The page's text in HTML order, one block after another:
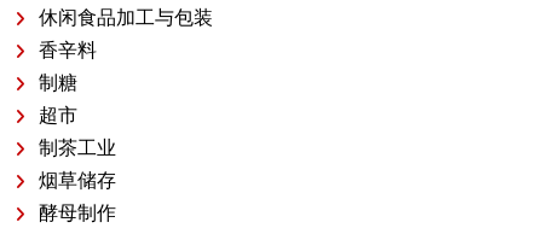
休闲食品加工与包装
香辛料
制糖
超市
制茶工业
烟草储存
酵母制作